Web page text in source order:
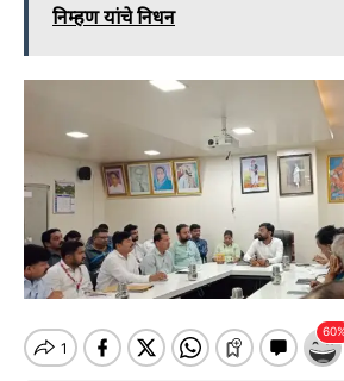
निम्हण यांचे निधन